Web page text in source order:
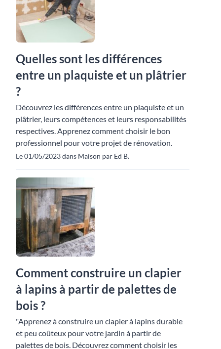
Quelles sont les différences
entre un plaquiste et un plâtrier
?
Découvrez les différences entre un plaquiste et un
plâtrier, leurs compétences et leurs responsabilités
respectives. Apprenez comment choisir le bon
professionnel pour votre projet de rénovation.
Le 01/05/2023 dans Maison par Ed B.
Comment construire un clapier
à lapins à partir de palettes de
bois ?
"Apprenez à construire un clapier à lapins durable
et peu coûteux pour votre jardin à partir de
palettes de bois. Découvrez comment choisir les